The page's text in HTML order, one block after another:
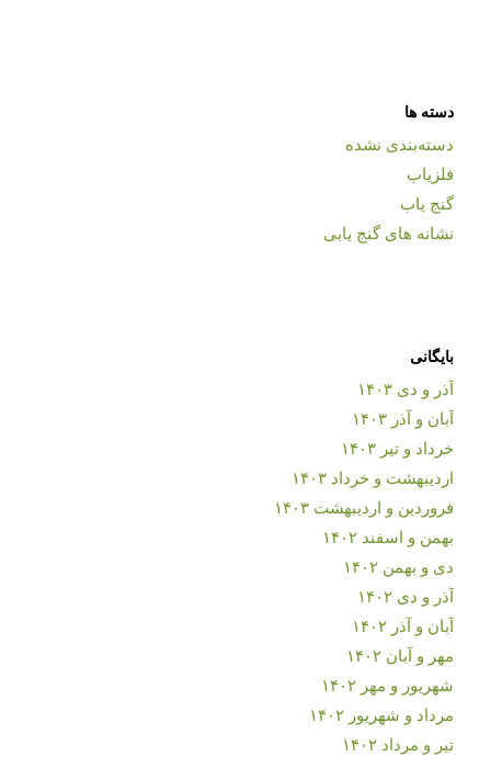
دسته ها
دسته‌بندی نشده
فلزیاب
گنج یاب
نشانه های گنج یابی
بایگانی
آذر و دی ۱۴۰۳
آبان و آذر ۱۴۰۳
خرداد و تیر ۱۴۰۳
اردیبهشت و خرداد ۱۴۰۳
فروردین و اردیبهشت ۱۴۰۳
بهمن و اسفند ۱۴۰۲
دی و بهمن ۱۴۰۲
آذر و دی ۱۴۰۲
آبان و آذر ۱۴۰۲
مهر و آبان ۱۴۰۲
شهریور و مهر ۱۴۰۲
مرداد و شهریور ۱۴۰۲
تیر و مرداد ۱۴۰۲